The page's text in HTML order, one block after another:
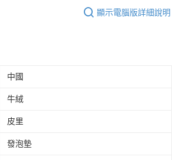
顯示電腦版詳細說明
中國
牛絨
皮里
發泡墊